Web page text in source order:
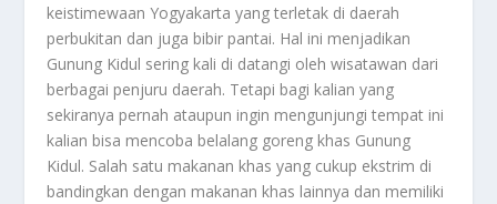
keistimewaan Yogyakarta yang terletak di daerah
perbukitan dan juga bibir pantai. Hal ini menjadikan
Gunung Kidul sering kali di datangi oleh wisatawan dari
berbagai penjuru daerah. Tetapi bagi kalian yang
sekiranya pernah ataupun ingin mengunjungi tempat ini
kalian bisa mencoba belalang goreng khas Gunung
Kidul. Salah satu makanan khas yang cukup ekstrim di
bandingkan dengan makanan khas lainnya dan memiliki